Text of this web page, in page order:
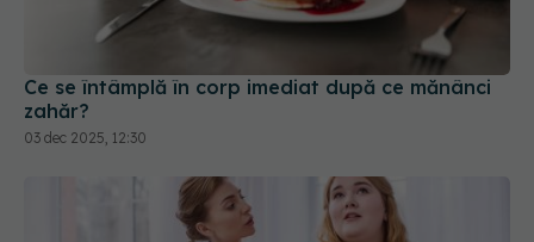
Ce se întâmplă în corp imediat după ce mănânci